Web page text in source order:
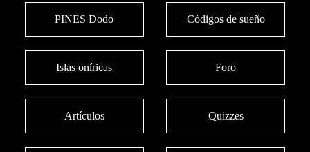
PINES Dodo Códigos de sueño
Islas oníricas Foro
Artículos Quizzes